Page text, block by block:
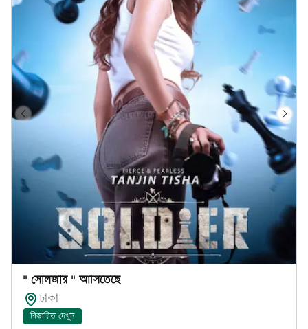
" সোলজার " আসিতেছে
ঢাকা
বিস্তারিত দেখুন